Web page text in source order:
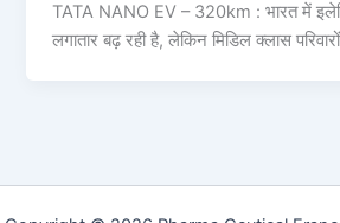
TATA NANO EV – 320km : भारत में
लगातार बढ़ रही है, लेकिन मिडिल क्लास